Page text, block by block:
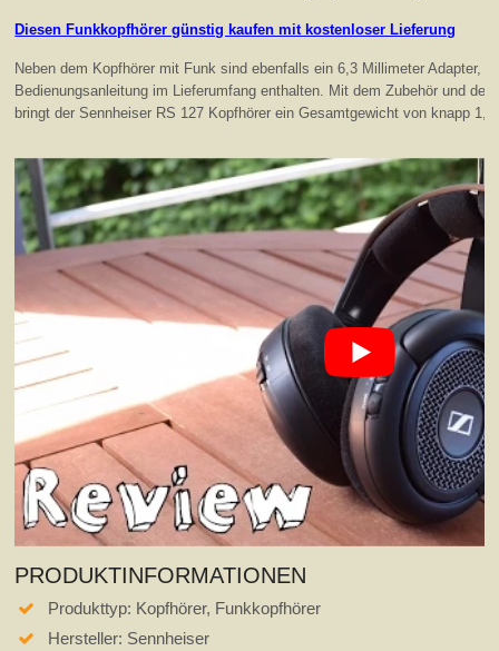
Diesen Funkkopfhörer günstig kaufen mit kostenloser Lieferung
Neben dem Kopfhörer mit Funk sind ebenfalls ein 6,3 Millimeter Adapter,
Bedienungsanleitung im Lieferumfang enthalten. Mit dem Zubehör und der
bringt der Sennheiser RS 127 Kopfhörer ein Gesamtgewicht von knapp
PRODUKTINFORMATIONEN
Produkttyp: Kopfhörer, Funkkopfhörer
Hersteller: Sennheiser